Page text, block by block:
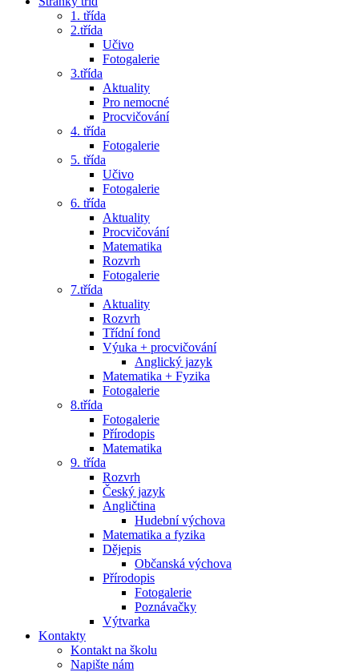
1. třída
2.třída
Učivo
Fotogalerie
3.třída
Aktuality
Pro nemocné
Procvičování
4. třída
Fotogalerie
5. třída
Učivo
Fotogalerie
6. třída
Aktuality
Procvičování
Matematika
Rozvrh
Fotogalerie
7.třída
Aktuality
Rozvrh
Třídní fond
Výuka + procvičování
Anglický jazyk
Matematika + Fyzika
Fotogalerie
8.třída
Fotogalerie
Přírodopis
Matematika
9. třída
Rozvrh
Český jazyk
Angličtina
Hudební výchova
Matematika a fyzika
Dějepis
Občanská výchova
Přírodopis
Fotogalerie
Poznávačky
Výtvarka
Kontakty
Kontakt na školu
Napište nám